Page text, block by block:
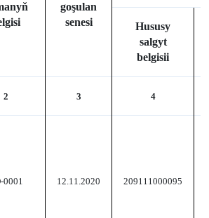
goşulan
senesi
Hususy
salgyt
belgisii
2 3 4
0001 12.11.2020 209111000095